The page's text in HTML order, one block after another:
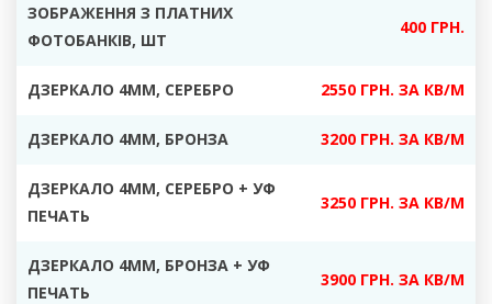
ЗОБРАЖЕННЯ З ПЛАТНИХ
ФОТОБАНКІВ, ШТ
400 ГРН.
ДЗЕРКАЛО 4ММ, СЕРЕБРО 2550 ГРН. ЗА КВ/М
ДЗЕРКАЛО 4ММ, БРОНЗА 3200 ГРН. ЗА КВ/М
ДЗЕРКАЛО 4ММ, СЕРЕБРО + УФ
ПЕЧАТЬ
3250 ГРН. ЗА КВ/М
ДЗЕРКАЛО 4ММ, БРОНЗА + УФ
ПЕЧАТЬ
3900 ГРН. ЗА КВ/М